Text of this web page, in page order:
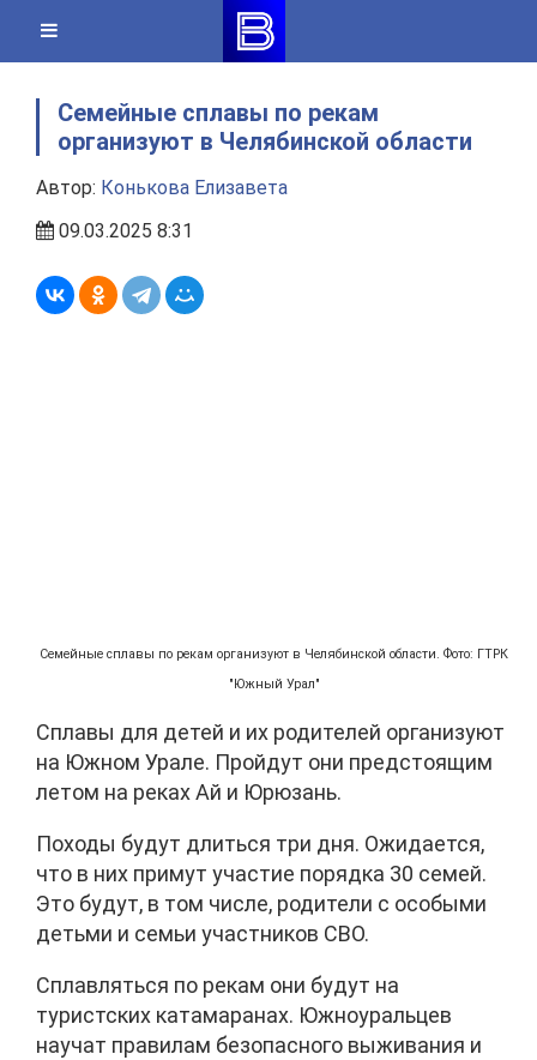
content
Семейные сплавы по рекам
организуют в Челябинской области
Автор: Конькова Елизавета
09.03.2025 8:31
Семейные сплавы по рекам организуют в Челябинской области. Фото: ГТРК
"Южный Урал"
Сплавы для детей и их родителей организуют
на Южном Урале. Пройдут они предстоящим
летом на реках Ай и Юрюзань.
Походы будут длиться три дня. Ожидается,
что в них примут участие порядка 30 семей.
Это будут, в том числе, родители с особыми
детьми и семьи участников СВО.
Сплавляться по рекам они будут на
туристских катамаранах. Южноуральцев
научат правилам безопасного выживания и